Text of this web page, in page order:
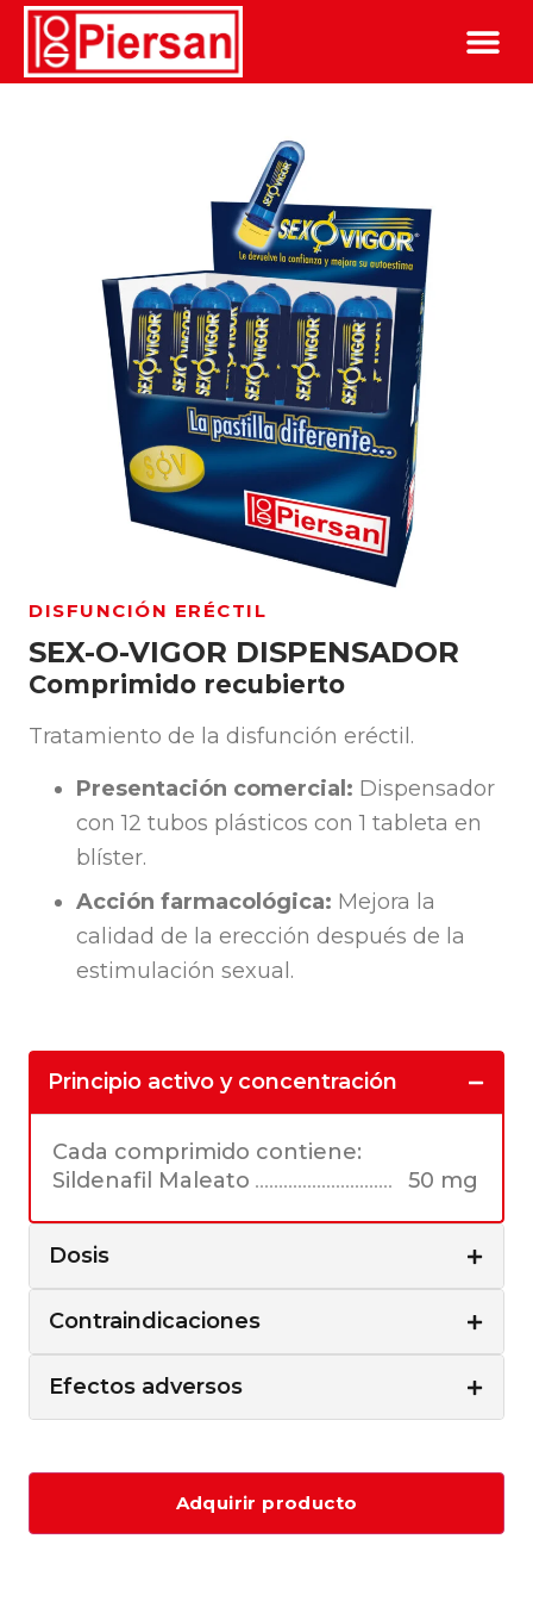
DISFUNCIÓN ERÉCTIL
SEX-O-VIGOR DISPENSADOR
Comprimido recubierto
Tratamiento de la disfunción eréctil.
Presentación comercial: Dispensador
con 12 tubos plásticos con 1 tableta en
blíster.
Acción farmacológica: Mejora la
calidad de la erección después de la
estimulación sexual.
Principio activo y concentración
Cada comprimido contiene:
Sildenafil Maleato
50 mg
Dosis
Contraindicaciones
Efectos adversos
Adquirir producto